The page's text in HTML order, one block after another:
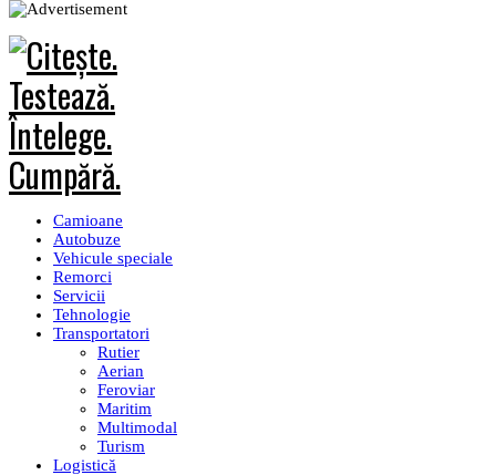
Camioane
Autobuze
Vehicule speciale
Remorci
Servicii
Tehnologie
Transportatori
Rutier
Aerian
Feroviar
Maritim
Multimodal
Turism
Logistică